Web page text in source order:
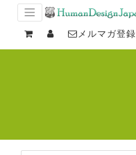
メルマガ登録